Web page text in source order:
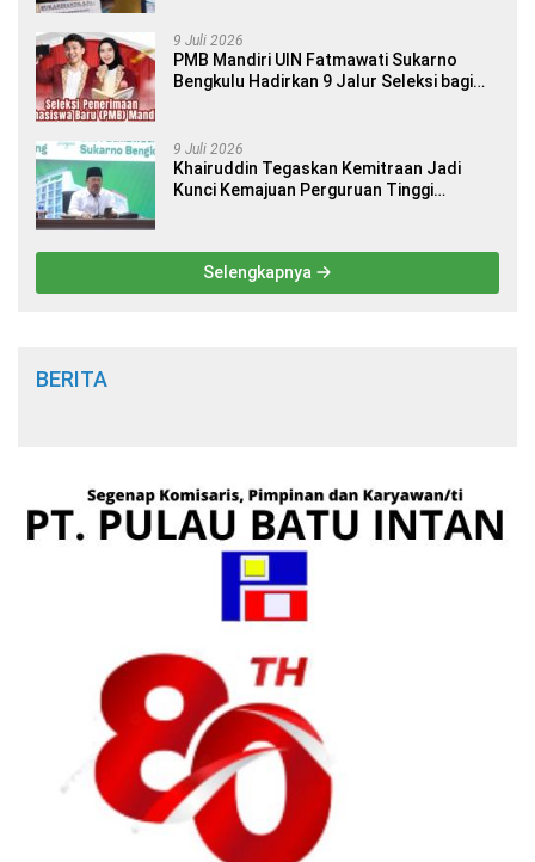
9 Juli 2026
PMB Mandiri UIN Fatmawati Sukarno
Bengkulu Hadirkan 9 Jalur Seleksi bagi
9 Juli 2026
Khairuddin Tegaskan Kemitraan Jadi
Kunci Kemajuan Perguruan Tinggi
Selengkapnya
BERITA